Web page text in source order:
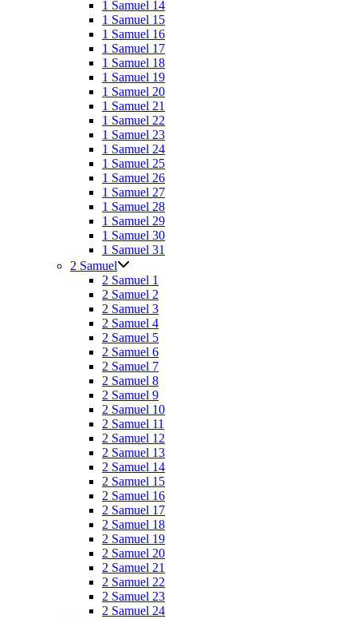
1 Samuel 14
1 Samuel 15
1 Samuel 16
1 Samuel 17
1 Samuel 18
1 Samuel 19
1 Samuel 20
1 Samuel 21
1 Samuel 22
1 Samuel 23
1 Samuel 24
1 Samuel 25
1 Samuel 26
1 Samuel 27
1 Samuel 28
1 Samuel 29
1 Samuel 30
1 Samuel 31
2 Samuel
2 Samuel 1
2 Samuel 2
2 Samuel 3
2 Samuel 4
2 Samuel 5
2 Samuel 6
2 Samuel 7
2 Samuel 8
2 Samuel 9
2 Samuel 10
2 Samuel 11
2 Samuel 12
2 Samuel 13
2 Samuel 14
2 Samuel 15
2 Samuel 16
2 Samuel 17
2 Samuel 18
2 Samuel 19
2 Samuel 20
2 Samuel 21
2 Samuel 22
2 Samuel 23
2 Samuel 24